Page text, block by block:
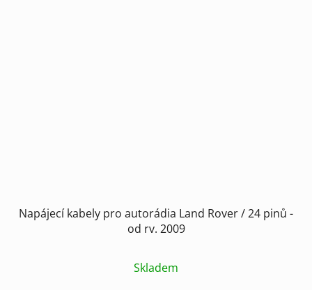
Napájecí kabely pro autorádia Land Rover / 24 pinů -
od rv. 2009
Skladem